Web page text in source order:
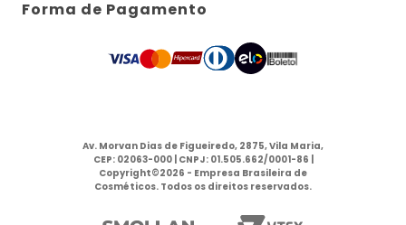
Forma de Pagamento
Av. Morvan Dias de Figueiredo, 2875, Vila Maria,
CEP: 02063-000 | CNPJ: 01.505.662/0001-86 |
Copyright©2026 - Empresa Brasileira de
Cosméticos. Todos os direitos reservados.